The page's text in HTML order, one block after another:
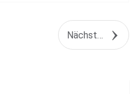
Nächstes Objekt